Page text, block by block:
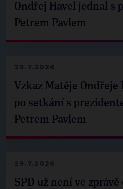
Ondřej Havel jednal s
Petrem Pavlem
29.7.2026
Vzkaz Matěje
po setkání s
Petrem Pavlem
29.7.2026
SPD už není ve